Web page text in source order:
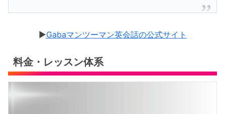
▶︎Gabaマンツーマン英会話の公式サイト
料金・レッスン体系